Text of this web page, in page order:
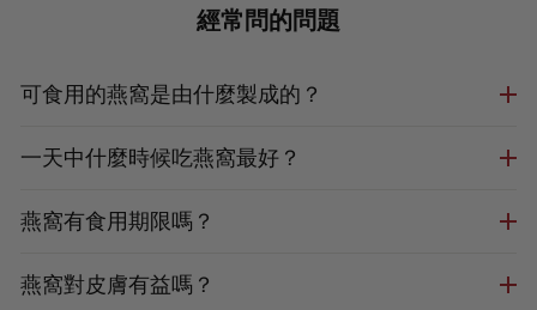
經常問的問題
可食用的燕窩是由什麼製成的？
一天中什麼時候吃燕窩最好？
燕窩有食用期限嗎？
燕窩對皮膚有益嗎？